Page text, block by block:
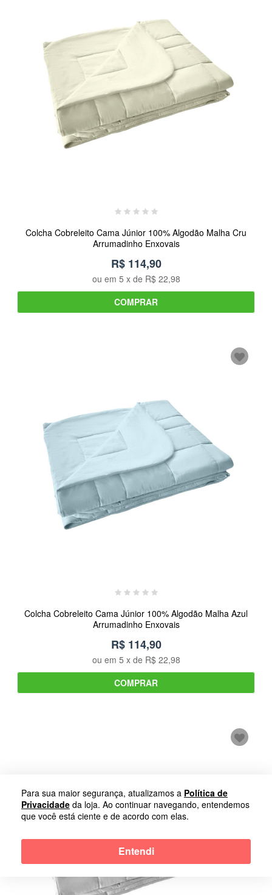
Colcha Cobreleito Cama Júnior 100% Algodão Malha Cru
Arrumadinho Enxovais
R$ 114,90
ou em 5 x de R$ 22,98
COMPRAR
Colcha Cobreleito Cama Júnior 100% Algodão Malha Azul
Arrumadinho Enxovais
R$ 114,90
ou em 5 x de R$ 22,98
COMPRAR
Para sua maior segurança, atualizamos a Política de
Privacidade da loja. Ao continuar navegando, entendemos
que você está ciente e de acordo com elas.
Entendi